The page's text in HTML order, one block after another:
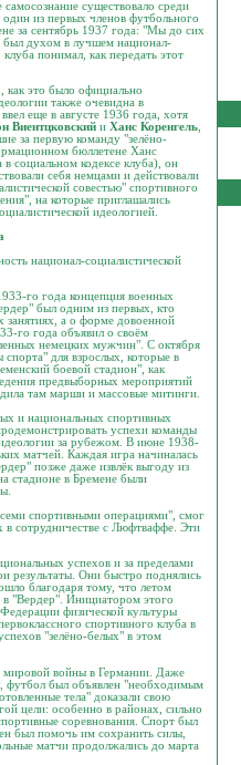
существовало среди
, один из первых членов футбольного
за сентябрь 1937 года: "Мы до сих
был духом в лучшем национал-
понимал, как передать этот
как это было официально
также очевидна в
еще в августе 1936 года, хотя
Виентцковский и Ханс Коренгель,
за первую команду "зелёно-
бюллетене Ханс
социальном кодексе клуба), он
себя немцами и действовали
совестью" спортивного
на которые приглашались
идеологией.
национал-социалистической
го года концепция военных
был одним из первых, кто
а о форме довоенной
го года объявил о своём
немецких мужчин". С октября
для взрослых, которые в
боевой стадион", как
предвыборных мероприятий
там марши и массовые митинги.
и национальных спортивных
успехи команды
идеологии за рубежом. В июне 1938-
матчей. Каждая игра начиналась
позже даже извлёк выгоду из
стадионе в Бремене были
спортивными операциями", смог
в сотрудничестве с Люфтваффе. Эти
успехов и за пределами
результаты. Они быстро поднялись
благодаря тому, что летом
в "Вердер". Инициатором этого
физической культуры
спортивного клуба в
"зелёно-белых" в этом
мировой войны в Германии. Даже
футбол был объявлен "необходимым
тела" доказали свою
цели: особенно в районах, сильно
соревнования. Спорт был
был помочь им сохранить силы,
матчи продолжались до марта